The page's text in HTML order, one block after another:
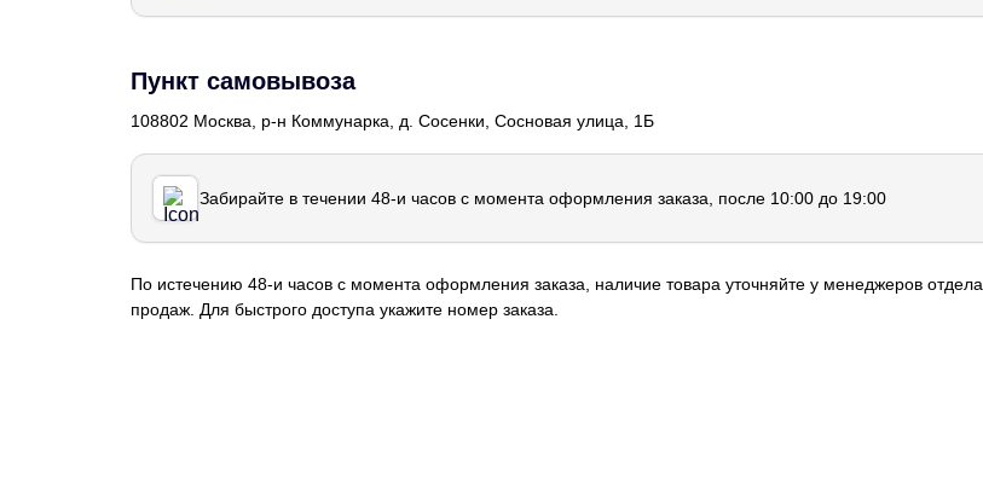
Пункт самовывоза
108802 Москва, р-н Коммунарка, д. Сосенки, Сосновая улица, 1Б
Забирайте в течении 48-и часов с момента оформления заказа, после 10:00 до 19:00
По истечению 48-и часов с момента оформления заказа, наличие товара уточняйте у менеджеров отдела
продаж. Для быстрого доступа укажите номер заказа.